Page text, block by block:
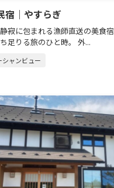
宿｜やすらぎ
寂に包まれる漁師直送の美食
足りる旅のひと時。 外...
シャンビュー